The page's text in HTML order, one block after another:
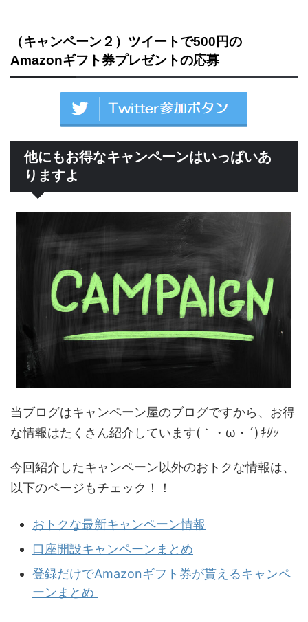
（キャンペーン２）ツイートで500円の
Amazonギフト券プレゼントの応募
他にもお得なキャンペーンはいっぱいあ
りますよ
当ブログはキャンペーン屋のブログですから、お得
な情報はたくさん紹介しています(｀・ω・´)ｷﾘｯ
今回紹介したキャンペーン以外のおトクな情報は、
以下のページもチェック！！
おトクな最新キャンペーン情報
口座開設キャンペーンまとめ
登録だけでAmazonギフト券が貰えるキャンペ
ーンまとめ